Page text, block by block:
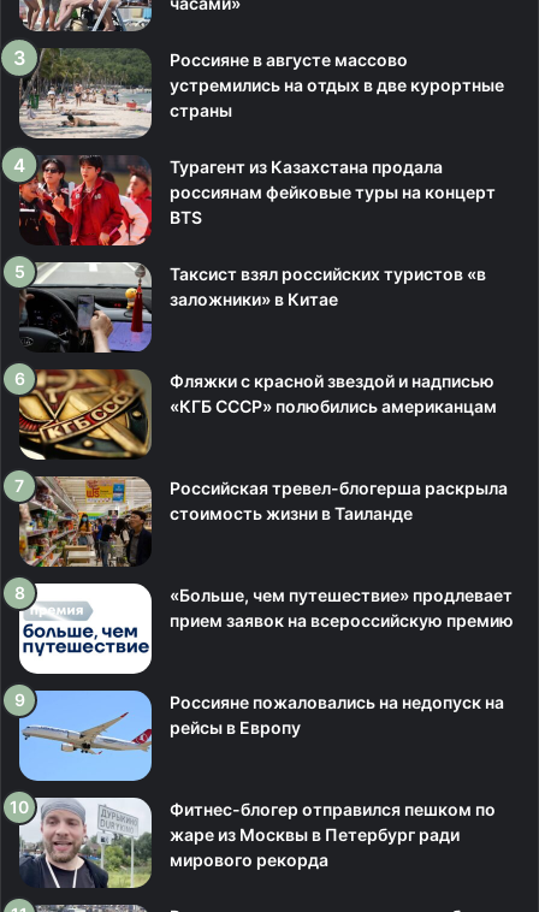
Россияне в августе массово
устремились на отдых в две курортные
страны
Турагент из Казахстана продала
россиянам фейковые туры на концерт
BTS
Таксист взял российских туристов «в
заложники» в Китае
Фляжки с красной звездой и надписью
«КГБ СССР» полюбились американцам
Российская тревел-блогерша раскрыла
стоимость жизни в Таиланде
«Больше, чем путешествие» продлевает
прием заявок на всероссийскую премию
Россияне пожаловались на недопуск на
рейсы в Европу
Фитнес-блогер отправился пешком по
жаре из Москвы в Петербург ради
мирового рекорда